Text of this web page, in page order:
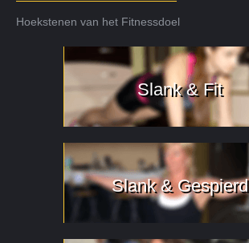
Hoekstenen van het Fitnessdoel
Slank & Fit
Slank & Gespierd